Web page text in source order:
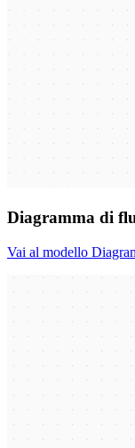
Diagramma di
Vai al modello